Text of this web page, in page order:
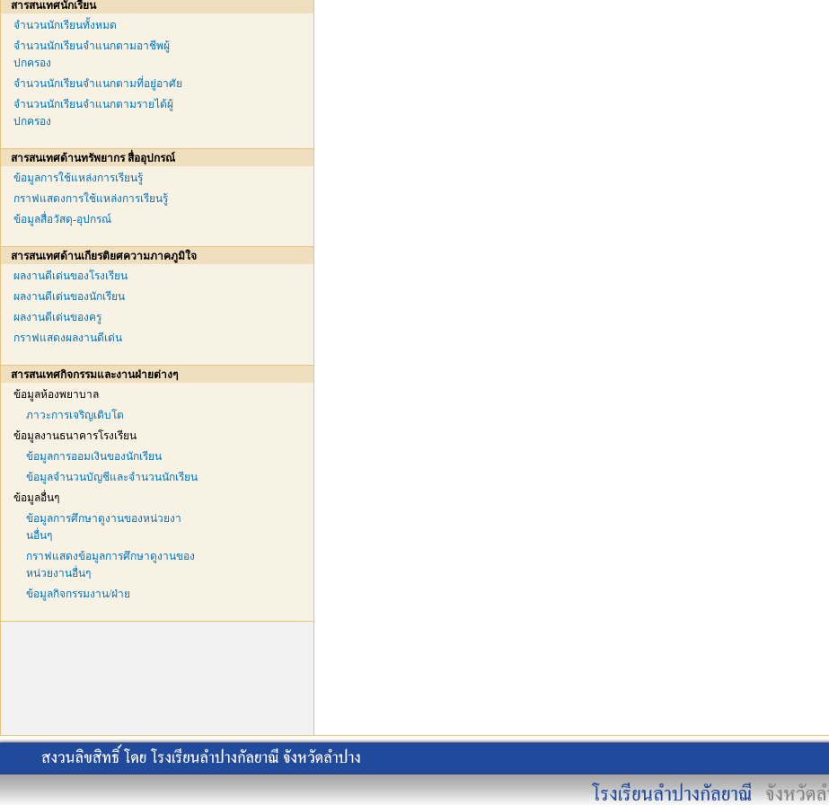
สารสนเทศนักเรียน
จำนวนนักเรียนทั้งหมด
จำนวนนักเรียนจำแนกตามอาชีพผู้
ปกครอง
จำนวนนักเรียนจำแนกตามที่อยู่อาศัย
จำนวนนักเรียนจำแนกตามรายได้ผู้
ปกครอง
สารสนเทศด้านทรัพยากร สื่ออุปกรณ์
ข้อมูลการใช้แหล่งการเรียนรู้
กราฟแสดงการใช้แหล่งการเรียนรู้
ข้อมูลสื่อวัสดุ-อุปกรณ์
สารสนเทศด้านเกียรติยศความภาคภูมิใจ
ผลงานดีเด่นของโรงเรียน
ผลงานดีเด่นของนักเรียน
ผลงานดีเด่นของครู
กราฟแสดงผลงานดีเด่น
สารสนเทศกิจกรรมและงานฝ่ายต่างๆ
ข้อมูลห้องพยาบาล
ภาวะการเจริญเติบโต
ข้อมูลงานธนาคารโรงเรียน
ข้อมูลการออมเงินของนักเรียน
ข้อมูลจำนวนบัญชีและจำนวนนักเรียน
ข้อมูลอื่นๆ
ข้อมูลการศึกษาดูงานของหน่วยงา
นอื่นๆ
กราฟแสดงข้อมูลการศึกษาดูงานของ
หน่วยงานอื่นๆ
ข้อมูลกิจกรรมงาน/ฝ่าย